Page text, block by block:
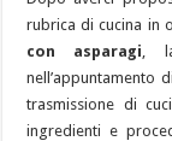
rubrica di cucina in
con asparagi ,
nell’appuntamento
trasmissione di
ingredienti e